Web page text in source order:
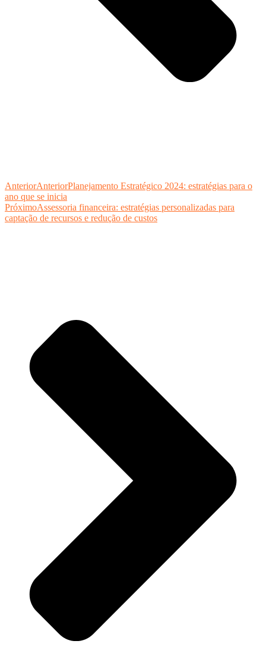
AnteriorAnteriorPlanejamento Estratégico 2024: estratégias para o
ano que se inicia
PróximoAssessoria financeira: estratégias personalizadas para
captação de recursos e redução de custos